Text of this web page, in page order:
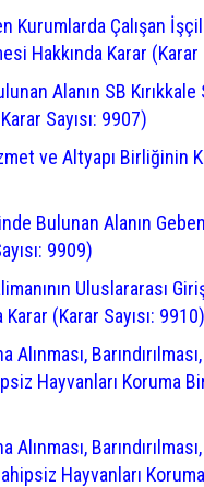
Kurumlarda Çalışan
Hakkında Karar (Karar
Alanın SB
Sayısı: 9907)
ve Altyapı Birliğinin
Bulunan Alanın
9909)
Uluslararası
(Karar Sayısı: 9910)
Hayvanları Koruma
Hayvanları